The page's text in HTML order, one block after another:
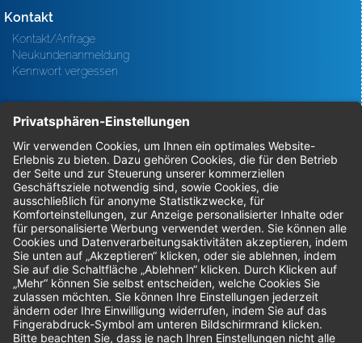
Kontakt
Kontakt/Anfrage
Neukundenanmeldung
Kennwort vergessen
Bestellungen
Sendung verfolgen
Geprüfter Shop